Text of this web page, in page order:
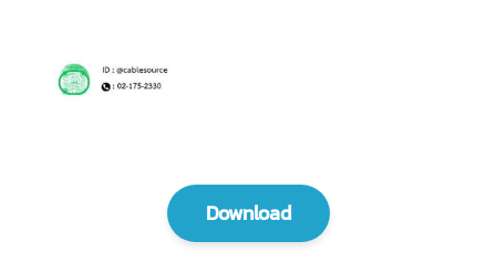
Download